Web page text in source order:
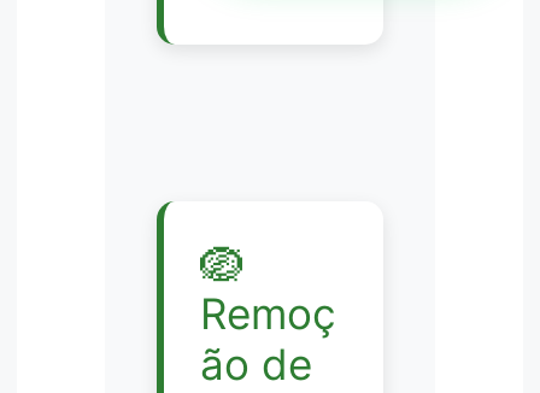
🪺
Remoç
ão de